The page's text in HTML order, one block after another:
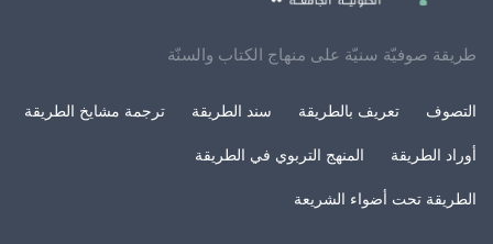
طريقة صوفيّة سنيّة على منهاج الكتاب والسنّة
التصوف تعريف بالطريقة سند الطريقة ترجمة مشايخ الطريقة
أوراد الطريقة المنهج التربوي في الطريقة
الطريقة تحت أضواء الشريعة